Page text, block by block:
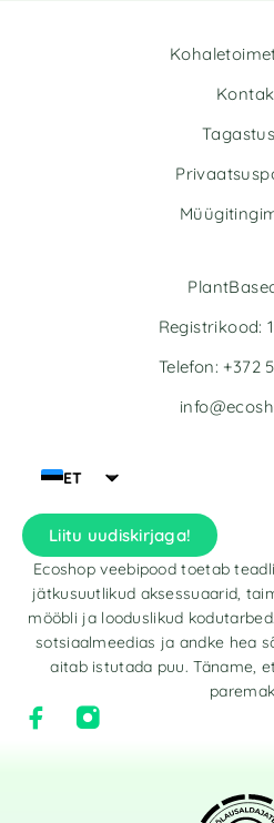
:
ET
Liitu uudiskirjaga!
Ecoshop veebipood toetab
jätkusuutlikud aksessuaarid,
mööbli ja looduslikud
sotsiaalmeedias ja andke hea
aitab istutada puu. Täname,
Registrikood:
Telefon: +372